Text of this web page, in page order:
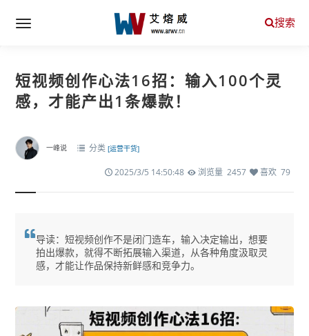
搜索
短视频创作心法16招：输入100个灵
感，才能产出1条爆款！
一峰说 分类 [运营干货]
2025/3/5 14:50:48 浏览量 2457 喜欢 79
导读：短视频创作不是闭门造车，输入决定输出，想要
拍出爆款，就得不断拓展输入渠道，从各种角度汲取灵
感，才能让作品保持新鲜感和竞争力。